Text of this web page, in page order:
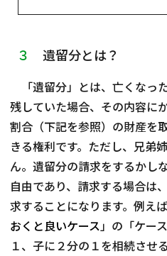
３ 遺留分とは？
「遺留分」とは、亡くなっ
残していた場合、その内容に
割合（下記を参照）の財産を
きる権利です。ただし、兄弟
ん。遺留分の請求をするかし
自由であり、請求する場合は
求することになります。例え
おくと良いケース」の「ケー
１、子に２分の１を相続させ